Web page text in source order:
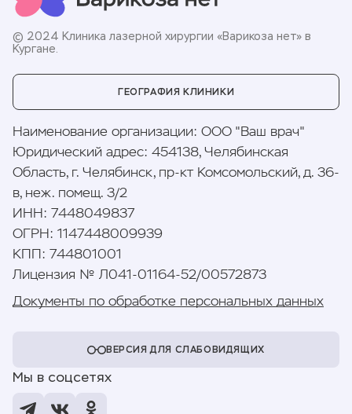
© 2024 Клиника лазерной хирургии «Варикоза нет» в
Кургане.
ГЕОГРАФИЯ КЛИНИКИ
Наименование организации: ООО "Ваш врач"
Юридический адрес: 454138, Челябинская
Область, г. Челябинск, пр-кт Комсомольский, д. 36-
в, неж. помещ. 3/2
ИНН: 7448049837
ОГРН: 1147448009939
КПП : 744801001
Лицензия № Л041-01164-52/00572873
Документы по обработке персональных данных
ВЕРСИЯ ДЛЯ СЛАБОВИДЯЩИХ
Мы в соцсетях